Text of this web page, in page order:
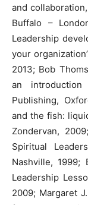
and
Buffalo –
Leadership
your
2013; Bob
an introduction
Publishing,
and the fish:
Zondervan,
Spiritual
Nashville, 1999;
Leadership
2009; Margaret